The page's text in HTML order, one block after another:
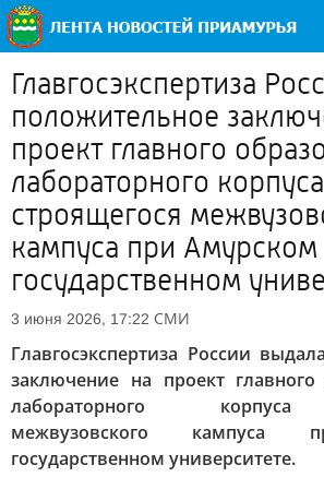
Главгосэкспертиза
положительное
проект главного
лабораторного корпуса
строящегося
кампуса при Амурском
государственном
3 июня 2026, 17:22 СМИ
Главгосэкспертиза России
заключение на проект главного
лабораторного корпуса
межвузовского кампуса
государственном университете.